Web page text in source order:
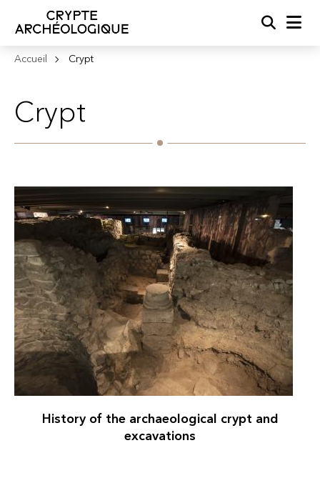
Accueil Crypt
Crypt
History of the archaeological crypt and
excavations